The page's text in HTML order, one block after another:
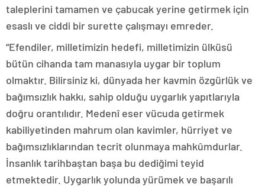
taleplerini tamamen ve çabucak yerine getirmek için
esaslı ve ciddi bir surette çalışmayı emreder.
“Efendiler, milletimizin hedefi, milletimizin ülküsü
bütün cihanda tam manasıyla uygar bir toplum
olmaktır. Bilirsiniz ki, dünyada her kavmin özgürlük ve
bağımsızlık hakkı, sahip olduğu uygarlık yapıtlarıyla
doğru orantılıdır. Medenî eser vücuda getirmek
kabiliyetinden mahrum olan kavimler, hürriyet ve
bağımsızlıklarından tecrit olunmaya mahkûmdurlar.
İnsanlık tarihbaştan başa bu dediğimi teyid
etmektedir. Uygarlık yolunda yürümek ve başarılı